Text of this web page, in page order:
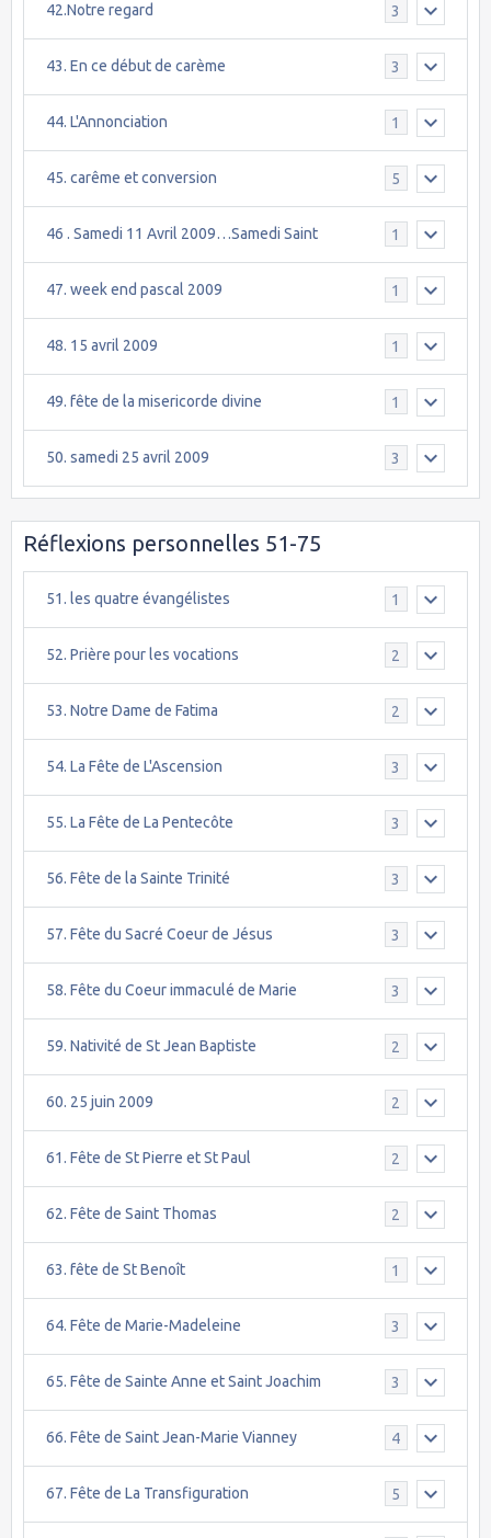
42.Notre regard 3
43. En ce début de carème 3
44. L'Annonciation 1
45. carême et conversion 5
46 . Samedi 11 Avril 2009…Samedi Saint 1
47. week end pascal 2009 1
48. 15 avril 2009 1
49. fête de la misericorde divine 1
50. samedi 25 avril 2009 3
Réflexions personnelles 51-75
51. les quatre évangélistes 1
52. Prière pour les vocations 2
53. Notre Dame de Fatima 2
54. La Fête de L'Ascension 3
55. La Fête de La Pentecôte 3
56. Fête de la Sainte Trinité 3
57. Fête du Sacré Coeur de Jésus 3
58. Fête du Coeur immaculé de Marie 3
59. Nativité de St Jean Baptiste 2
60. 25 juin 2009 2
61. Fête de St Pierre et St Paul 2
62. Fête de Saint Thomas 2
63. fête de St Benoît 1
64. Fête de Marie-Madeleine 3
65. Fête de Sainte Anne et Saint Joachim 3
66. Fête de Saint Jean-Marie Vianney 4
67. Fête de La Transfiguration 5